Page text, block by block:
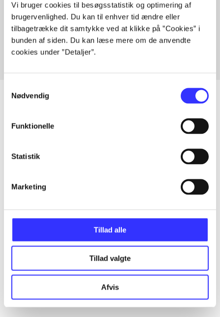
Vi bruger cookies til besøgsstatistik og optimering af
brugervenlighed. Du kan til enhver tid ændre eller
tilbagetrække dit samtykke ved at klikke på ”Cookies” i
bunden af siden. Du kan læse mere om de anvendte
cookies under ”Detaljer”.
Nødvendig
Funktionelle
Statistik
Marketing
Tillad alle
Tillad valgte
Afvis
Artikler med samme emner
Fra
Artikler